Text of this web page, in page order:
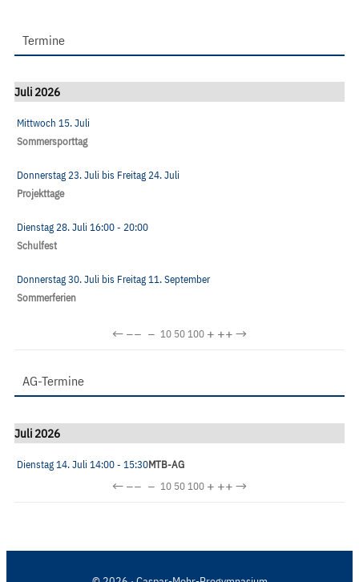
Termine
Juli 2026
Mittwoch 15. Juli
Sommersporttag
Donnerstag 23. Juli bis Freitag 24. Juli
Projekttage
Dienstag 28. Juli 16:00- 20:00
Schulfest
Donnerstag 30. Juli bis Freitag 11. September
Sommerferien
←−− − 10 50100 + ++→
AG-Termine
Juli 2026
Dienstag 14. Juli 14:00- 15:30MTB-AG
←−− − 10 50100 + ++→